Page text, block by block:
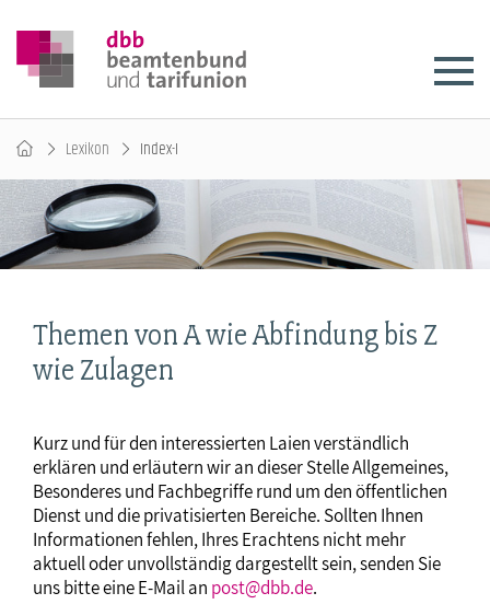
Lexikon Index-I
Themen von A wie Abfindung bis Z
wie Zulagen
Kurz und für den interessierten Laien verständlich
erklären und erläutern wir an dieser Stelle Allgemeines,
Besonderes und Fachbegriffe rund um den öffentlichen
Dienst und die privatisierten Bereiche. Sollten Ihnen
Informationen fehlen, Ihres Erachtens nicht mehr
aktuell oder unvollständig dargestellt sein, senden Sie
uns bitte eine E-Mail an post@dbb.de.